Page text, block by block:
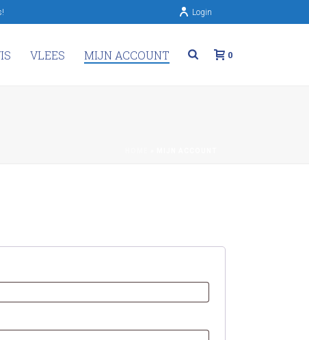
Login
VLEES MIJN ACCOUNT 0